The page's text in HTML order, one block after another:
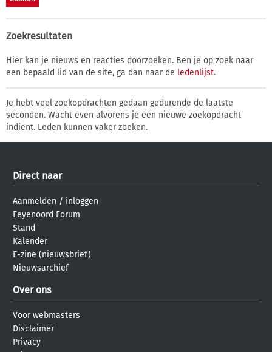
Zoekresultaten
Hier kan je nieuws en reacties doorzoeken. Ben je op zoek naar
een bepaald lid van de site, ga dan naar de ledenlijst.
Je hebt veel zoekopdrachten gedaan gedurende de laatste
seconden. Wacht even alvorens je een nieuwe zoekopdracht
indient. Leden kunnen vaker zoeken.
Direct naar
Aanmelden / inloggen
Feyenoord Forum
Stand
Kalender
E-zine (nieuwsbrief)
Nieuwsarchief
Over ons
Voor webmasters
Disclaimer
Privacy